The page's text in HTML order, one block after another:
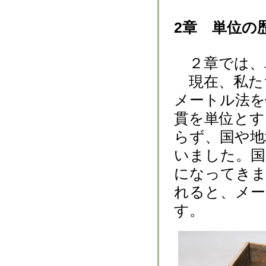
2章 単位の
２章では、
現在、私た
メートル法
貫を単位と
らず、国や
いました。
になってき
れると、メ
す。